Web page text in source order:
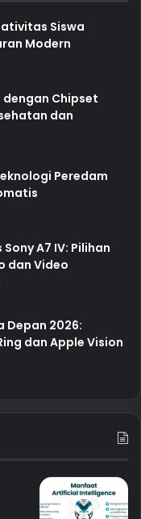
Siswa
Modern
Chipset
dan
Peredam
A7 IV: Pilihan
dan Video
Depan 2026:
dan Apple Vision